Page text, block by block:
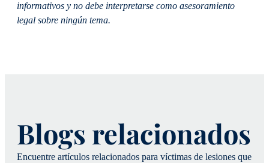
informativos y no debe interpretarse como asesoramiento
legal sobre ningún tema.
Blogs relacionados
Encuentre artículos relacionados para víctimas de lesiones que